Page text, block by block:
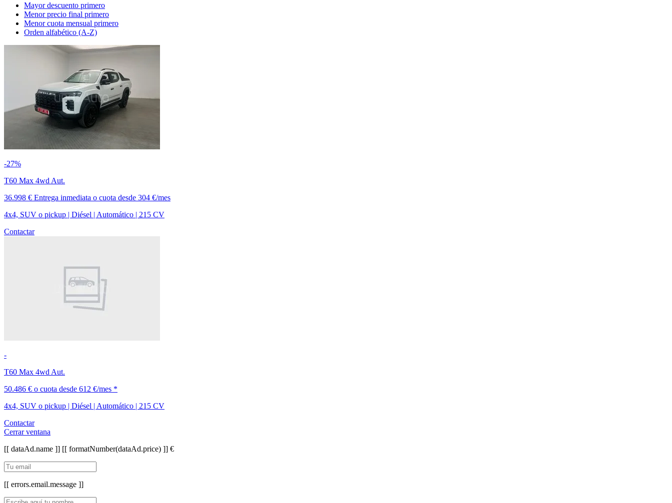
Mayor descuento primero
Menor precio final primero
Menor cuota mensual primero
Orden alfabético (A-Z)
-27%
T60 Max 4wd Aut.
36.998 € Entrega inmediata o cuota desde 304 €/mes
4x4, SUV o pickup | Diésel | Automático | 215 CV
Contactar
-
T60 Max 4wd Aut.
50.486 € o cuota desde 612 €/mes *
4x4, SUV o pickup | Diésel | Automático | 215 CV
Contactar
Cerrar ventana
[[ dataAd.name ]] [[ formatNumber(dataAd.price) ]] €
[[ errors.email.message ]]